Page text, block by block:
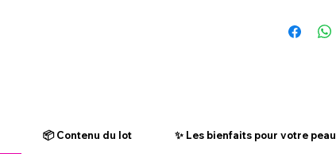
📦 Contenu du lot ✨ Les bienfaits pour votre peau